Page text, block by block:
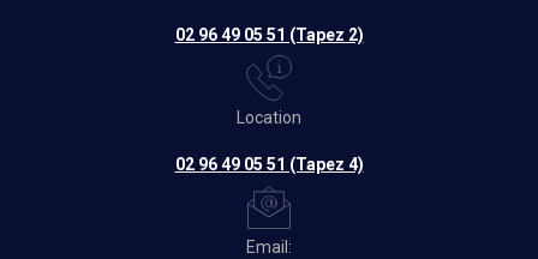
02 96 49 05 51 (Tapez 2)
Location
02 96 49 05 51 (Tapez 4)
Email: